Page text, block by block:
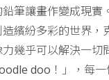
筆讓畫作變成現實
造繽紛多彩的世界
幾乎可以解決一切
doo！」，每